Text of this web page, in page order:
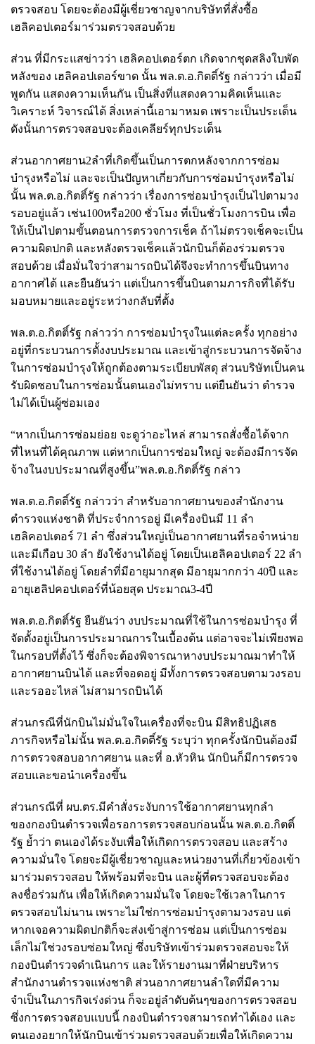
ตรวจสอบ โดยจะต้องมีผู้เชี่ยวชาญจากบริษัทที่สั่งซื้อ
เฮลิคอปเตอร์มาร่วมตรวจสอบด้วย
ส่วน ที่มีกระแสข่าวว่า เฮลิคอปเตอร์ตก เกิดจากชุดสลิงใบพัด
หลังของ เฮลิคอปเตอร์ขาด นั้น พล.ต.อ.กิตติ์รัฐ กล่าวว่า เมื่อมี
พูดกัน แสดงความเห็นกัน เป็นสิ่งที่แสดงความคิดเห็นและ
วิเคราะห์ วิจารณ์ได้ สิ่งเหล่านี้เอามาหมด เพราะเป็นประเด็น
ดังนั้นการตรวจสอบจะต้องเคลียร์ทุกประเด็น
ส่วนอากาศยาน2ลำที่เกิดขึ้นเป็นการตกหลังจากการซ่อม
บำรุงหรือไม่ และจะเป็นปัญหาเกี่ยวกับการซ่อมบำรุงหรือไม่
นั้น พล.ต.อ.กิตติ์รัฐ กล่าวว่า เรื่องการซ่อมบำรุงเป็นไปตามวง
รอบอยู่แล้ว เช่น100หรือ200 ชั่วโมง ที่เป็นชั่วโมงการบิน เพื่อ
ให้เป็นไปตามขั้นตอนการตรวจการเช็ค ถ้าไม่ตรวจเช็คจะเป็น
ความผิดปกติ และหลังตรวจเช็คแล้วนักบินก็ต้องร่วมตรวจ
สอบด้วย เมื่อมั่นใจว่าสามารถบินได้จึงจะทำการขึ้นบินทาง
อากาศได้ และยืนยันว่า แต่เป็นการขึ้นบินตามภารกิจที่ได้รับ
มอบหมายและอยู่ระหว่างกลับที่ตั้ง
พล.ต.อ.กิตติ์รัฐ กล่าวว่า การซ่อมบำรุงในแต่ละครั้ง ทุกอย่าง
อยู่ที่กระบวนการตั้งงบประมาณ และเข้าสู่กระบวนการจัดจ้าง
ในการซ่อมบำรุงให้ถูกต้องตามระเบียบพัสดุ ส่วนบริษัทเป็นคน
รับผิดชอบในการซ่อมนั้นตนเองไม่ทราบ แต่ยืนยันว่า ตำรวจ
ไม่ได้เป็นผู้ซ่อมเอง
“หากเป็นการซ่อมย่อย จะดูว่าอะไหล่ สามารถสั่งซื้อได้จาก
ที่ไหนที่ได้คุณภาพ แต่หากเป็นการซ่อมใหญ่ จะต้องมีการจัด
จ้างในงบประมาณที่สูงขึ้น”พล.ต.อ.กิตติ์รัฐ กล่าว
พล.ต.อ.กิตติ์รัฐ กล่าวว่า สำหรับอากาศยานของสำนักงาน
ตำรวจแห่งชาติ ที่ประจำการอยู่ มีเครื่องบินมี 11 ลำ
เฮลิคอปเตอร์ 71 ลำ ซึ่งส่วนใหญ่เป็นอากาศยานที่รอจำหน่าย
และมีเกือบ 30 ลำ ยังใช้งานได้อยู่ โดยเป็นเฮลิคอปเตอร์ 22 ลำ
ที่ใช้งานได้อยู่ โดยลำที่มีอายุมากสุด มีอายุมากกว่า 40ปี และ
อายุเฮลิปคอปเตอร์ที่น้อยสุด ประมาณ3-4ปี
พล.ต.อ.กิตติ์รัฐ ยืนยันว่า งบประมาณที่ใช้ในการซ่อมบำรุง ที่
จัดตั้งอยู่เป็นการประมาณการในเบื้องต้น แต่อาจจะไม่เพียงพอ
ในกรอบที่ตั้งไว้ ซึ่งก็จะต้องพิจารณาหางบประมาณมาทำให้
อากาศยานบินได้ และที่จอดอยู่ มีทั้งการตรวจสอบตามวงรอบ
และรออะไหล่ ไม่สามารถบินได้
ส่วนกรณีที่นักบินไม่มั่นใจในเครื่องที่จะบิน มีสิทธิปฏิเสธ
ภารกิจหรือไม่นั้น พล.ต.อ.กิตติ์รัฐ ระบุว่า ทุกครั้งนักบินต้องมี
การตรวจสอบอากาศยาน และที่ อ.หัวหิน นักบินก็มีการตรวจ
สอบและขอนำเครื่องขึ้น
ส่วนกรณีที่ ผบ.ตร.มีคำสั่งระงับการใช้อากาศยานทุกลำ
ของกองบินตำรวจเพื่อรอการตรวจสอบก่อนนั้น พล.ต.อ.กิตติ์
รัฐ ย้ำว่า ตนเองได้ระงับเพื่อให้เกิดการตรวจสอบ และสร้าง
ความมั่นใจ โดยจะมีผู้เชี่ยวชาญและหน่วยงานที่เกี่ยวข้องเข้า
มาร่วมตรวจสอบ ให้พร้อมที่จะบิน และผู้ที่ตรวจสอบจะต้อง
ลงชื่อร่วมกัน เพื่อให้เกิดความมั่นใจ โดยจะใช้เวลาในการ
ตรวจสอบไม่นาน เพราะไม่ใช่การซ่อมบำรุงตามวงรอบ แต่
หากเจอความผิดปกติก็จะส่งเข้าสู่การซ่อม แต่เป็นการซ่อม
เล็กไม่ใช่วงรอบซ่อมใหญ่ ซึ่งบริษัทเข้าร่วมตรวจสอบจะให้
กองบินตำรวจดำเนินการ และให้รายงานมาที่ฝ่ายบริหาร
สำนักงานตำรวจแห่งชาติ ส่วนอากาศยานลำใดที่มีความ
จำเป็นในภารกิจเร่งด่วน ก็จะอยู่ลำดับต้นๆของการตรวจสอบ
ซึ่งการตรวจสอบแบบนี้ กองบินตำรวจสามารถทำได้เอง และ
ตนเองอยากให้นักบินเข้าร่วมตรวจสอบด้วยเพื่อให้เกิดความ